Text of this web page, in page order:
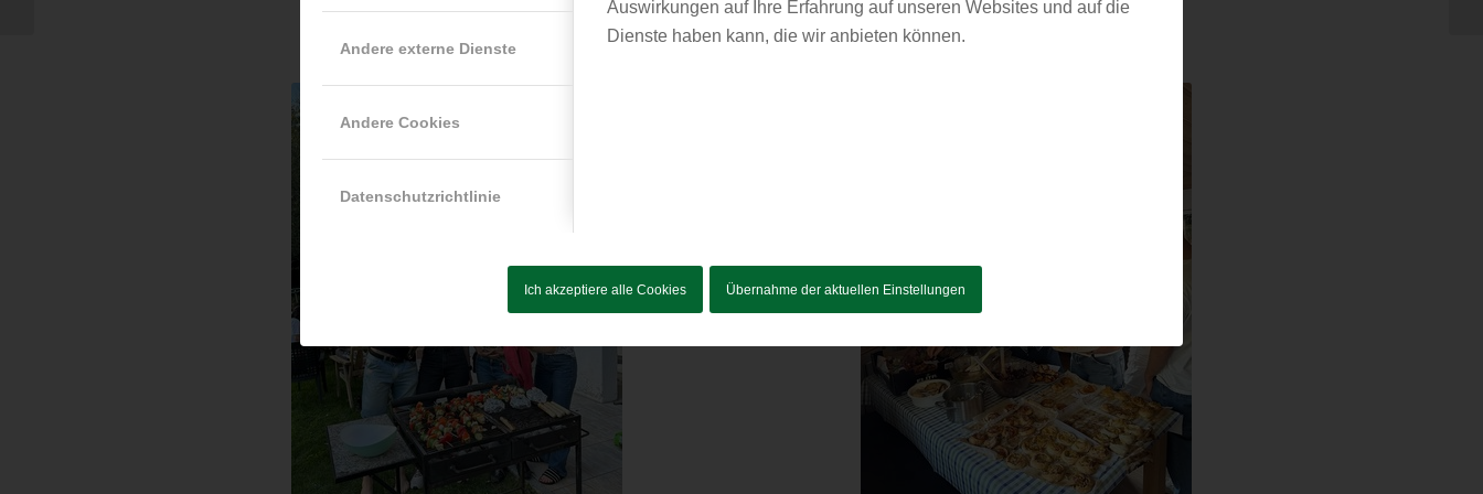
Andere externe Dienste
Andere Cookies
Datenschutzrichtlinie
Auswirkungen auf Ihre Erfahrung auf unseren Websites und auf die
Dienste haben kann, die wir anbieten können.
Ich akzeptiere alle Cookies Übernahme der aktuellen Einstellungen